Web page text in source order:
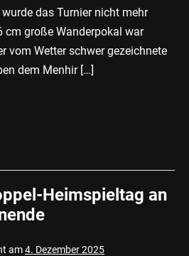
das Turnier nicht mehr
cm große Wanderpokal war
vom Wetter schwer gezeichnete
dem Menhir […]
Heimspieltag an
am4. Dezember 2025